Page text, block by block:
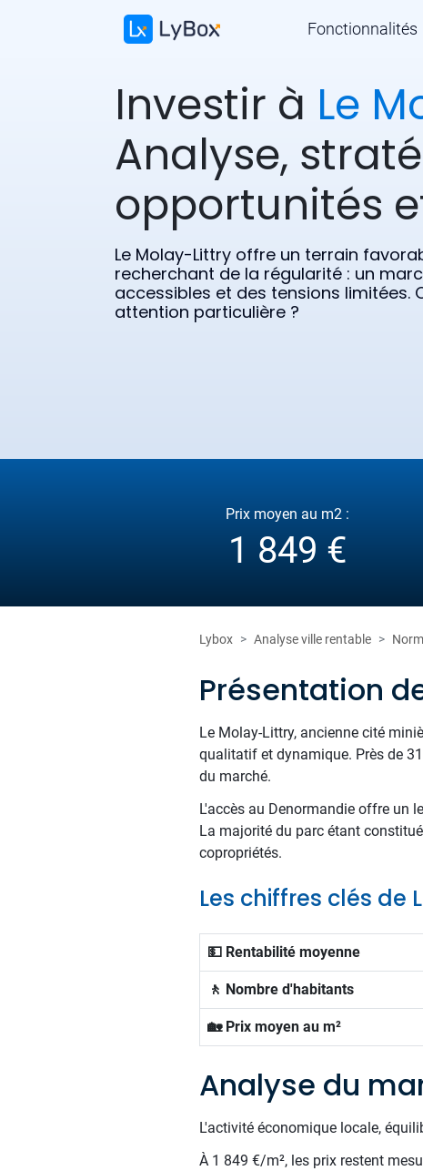
Fonctionnalités
Investir à Le
Analyse,
opportunités
Le Molay-Littry offre un terrain
recherchant de la régularité : un
accessibles et des tensions limitées.
attention particulière ?
Prix moyen au m2 :
1 849 €
Lybox Analyse ville rentable
Présentation
Le Molay-Littry, ancienne cité
qualitatif et dynamique. Près de
du marché.
L'accès au Denormandie offre un
La majorité du parc étant
copropriétés.
Les chiffres clés de
💵 Rentabilité moyenne
🚶 Nombre d'habitants
🏡 Prix moyen au m²
Analyse du
L'activité économique locale,
À 1 849 €/m², les prix restent